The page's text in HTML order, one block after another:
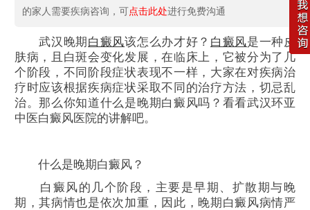
的家人需要疾病咨询，可点击此处进行免费沟通
武汉晚期 白癜风该怎么办才好？ 白癜风是一种皮
肤病，且白斑会变化发展，在临床上，它被分为了几
个阶段，不同阶段症状表现不一样，大家在对疾病治
疗时应该根据疾病症状采取不同的治疗方法，切忌乱
治。那么你知道什么是晚期白癜风吗？看看武汉环亚
中医白癜风医院的讲解吧。
什么是晚期白癜风？
白癜风的几个阶段，主要是早期、扩散期与晚
期，其病情也是依次加重，因此，晚期白癜风病情严